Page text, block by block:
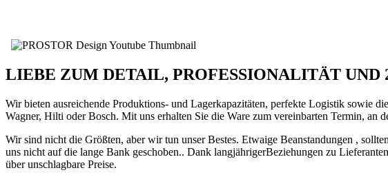
LIEBE ZUM DETAIL, PROFESSIONALITÄT UND
Wir bieten ausreichende Produktions- und Lagerkapazitäten, perfekte Logistik sowie
Wagner, Hilti oder Bosch. Mit uns erhalten Sie die Ware zum vereinbarten Termin, an
Wir sind nicht die Größten, aber wir tun unser Bestes. Etwaige Beanstandungen ,
uns nicht auf die lange Bank geschoben.. Dank langjährigerBeziehungen zu
über unschlagbare Preise.